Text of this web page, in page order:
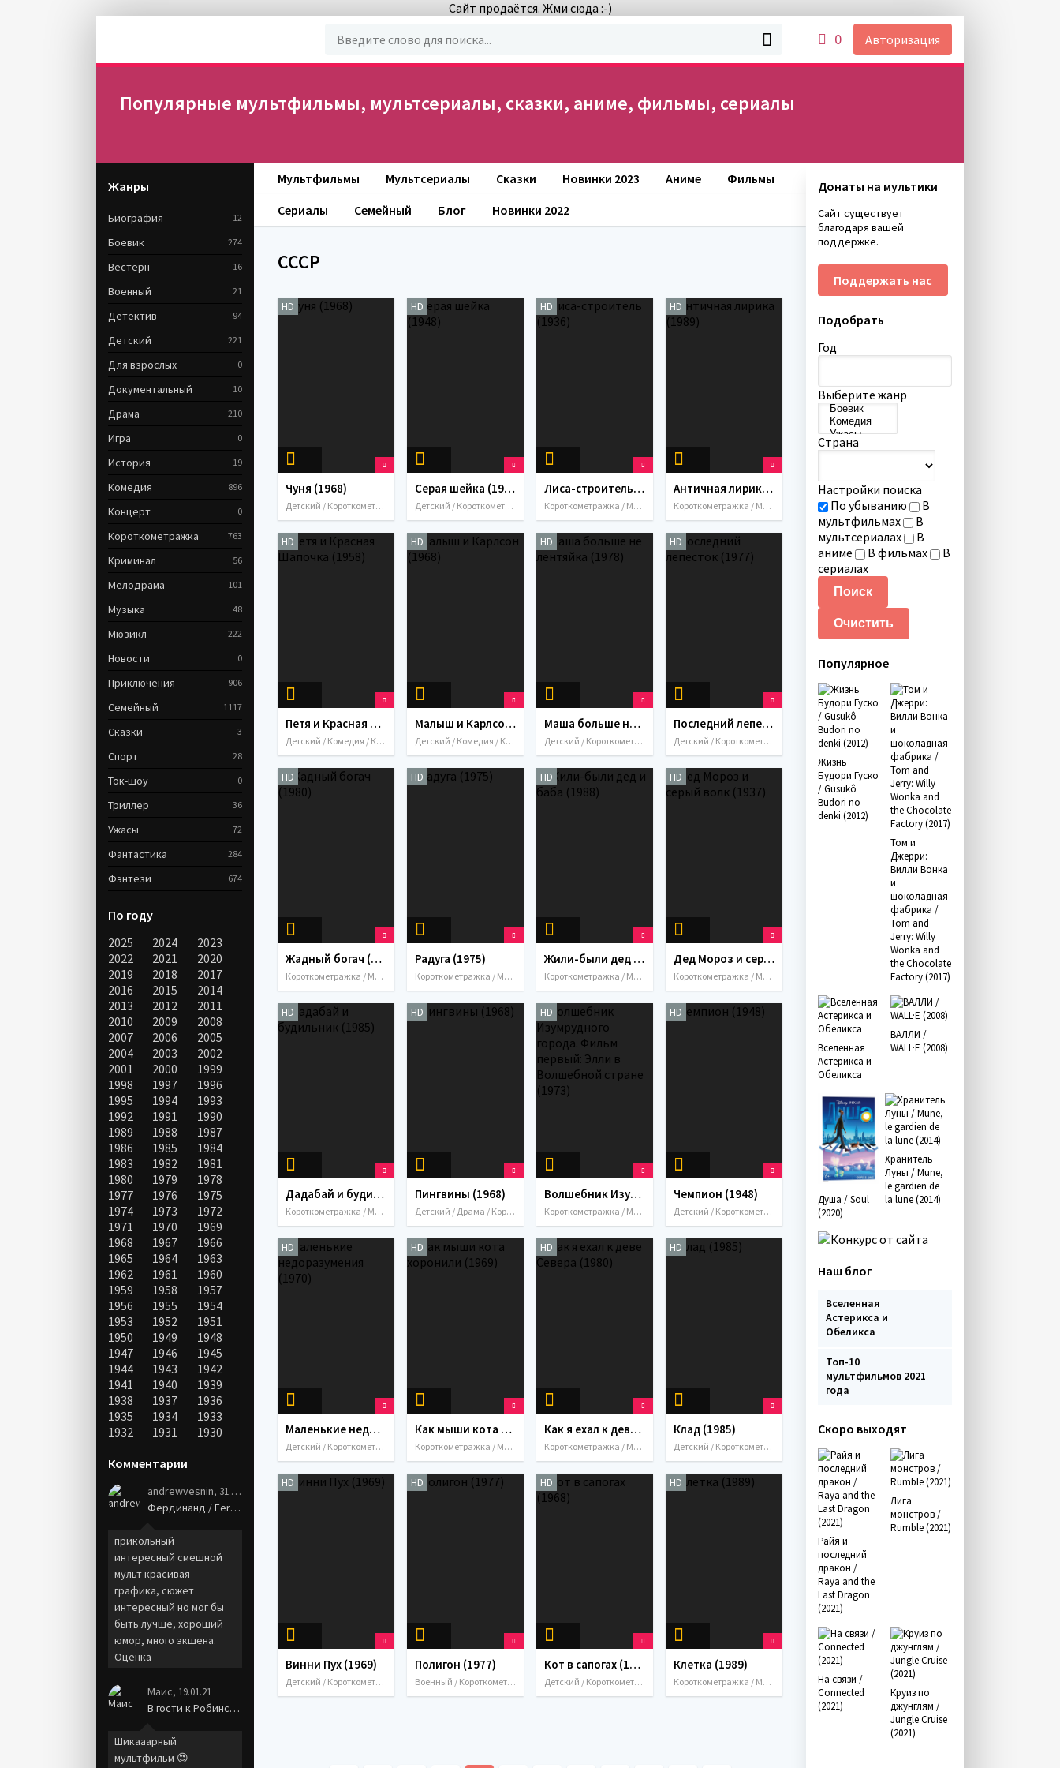
Сайт продаётся. Жми сюда :-)
СССР
HD
Чуня (1968)
Детский / Короткометражка / Мультфильмы / СССР / 1968
HD
Серая шейка (1948)
Детский / Короткометражка / Мультфильмы / СССР / 1948
HD
Лиса-строитель (1936)
Короткометражка / Мультфильмы / СССР / 1936
HD
Античная лирика (1989)
Короткометражка / Мультфильмы / СССР / 1989
HD
Петя и Красная Шапочка (1958)
Детский / Комедия / Короткометражка / Мультфильмы / СССР / 1958
HD
Малыш и Карлсон (1968)
Детский / Комедия / Короткометражка / Мультфильмы / СССР / 1968
HD
Маша больше не лентяйка (1978)
Детский / Короткометражка / Мультфильмы / СССР / 1978
HD
Последний лепесток (1977)
Детский / Короткометражка / Мультфильмы / СССР / 1977
HD
Жадный богач (1980)
Короткометражка / Мультфильмы / СССР / 1980
HD
Радуга (1975)
Короткометражка / Мультфильмы / СССР / 1975
HD
Жили-были дед и баба (1988)
Короткометражка / Мультфильмы / СССР / 1988
HD
Дед Мороз и серый волк (1937)
Короткометражка / Мультфильмы / СССР / 1937
HD
Дадабай и будильник (1985)
Короткометражка / Мультфильмы / СССР / 1985
HD
Пингвины (1968)
Детский / Драма / Короткометражка / Мультфильмы / СССР / 1968
HD
Волшебник Изумрудного города. Фильм первый: Элли в Волшебной стране (1973)
Короткометражка / Мультфильмы / Мюзикл / Приключения / Фэнтези / СССР / 1973
HD
Чемпион (1948)
Детский / Короткометражка / Мультфильмы / СССР / 1948
HD
Маленькие недоразумения (1970)
Детский / Короткометражка / Мультфильмы / СССР / 1970
HD
Как мыши кота хоронили (1969)
Короткометражка / Мультфильмы / СССР / 1969
HD
Как я ехал к деве Севера (1980)
Короткометражка / Мультфильмы / СССР / 1980
HD
Клад (1985)
Детский / Короткометражка / Мультфильмы / СССР / 1985
HD
Винни Пух (1969)
Детский / Короткометражка / Мультфильмы / Семейный / СССР / 1969
HD
Полигон (1977)
Военный / Короткометражка / Мультфильмы / Фантастика / СССР / 1977
HD
Кот в сапогах (1968)
Детский / Короткометражка / Мультфильмы / Фэнтези / СССР / 1968
HD
Клетка (1989)
Короткометражка / Мультфильмы / СССР / 1989
Мультфильмы Мультсериалы Сказки Новинки 2023 Аниме
Фильмы
Сериалы
Семейный Блог Новинки 2022
Жанры
Биография 12
Боевик 274
Вестерн 16
Военный 21
Детектив 94
Детский 221
Для взрослых 0
Документальный 10
Драма 210
Игра 0
История 19
Комедия 896
Концерт 0
Короткометражка 763
Криминал 56
Мелодрама 101
Музыка 48
Мюзикл 222
Новости 0
Приключения 906
Семейный 1117
Сказки 3
Спорт 28
Ток-шоу 0
Триллер 36
Ужасы 72
Фантастика 284
Фэнтези 674
По году
2025
2024
2023
2022
2021
2020
2019
2018
2017
2016
2015
2014
2013
2012
2011
2010
2009
2008
2007
2006
2005
2004
2003
2002
2001
2000
1999
1998
1997
1996
1995
1994
1993
1992
1991
1990
1989
1988
1987
1986
1985
1984
1983
1982
1981
1980
1979
1978
1977
1976
1975
1974
1973
1972
1971
1970
1969
1968
1967
1966
1965
1964
1963
1962
1961
1960
1959
1958
1957
1956
1955
1954
1953
1952
1951
1950
1949
1948
1947
1946
1945
1944
1943
1942
1941
1940
1939
1938
1937
1936
1935
1934
1933
1932
1931
1930
Комментарии
andrewvesnin, 31.01.21
Фердинанд / Ferdinand (2017)
прикольный
интересный смешной
мульт красивая
графика, сюжет
интересный но мог бы
быть лучше, хороший
юмор, много экшена.
Оценка
Маис, 19.01.21
В гости к Робинсонам / Meet the Robinsons (2007)
Шикааарный
мультфильм 😍
Донаты на мультики
Сайт существует
благодаря вашей
поддержке.
Поддержать нас
Подобрать
Год
Выберите жанр
Страна
Настройки поиска
По убыванию
В
мультфильмах
В
мультсериалах
В
аниме
В фильмах
В
сериалах
Популярное
Жизнь
Будори Гуско
/ Gusukô
Budori no
denki (2012)
Том и
Джерри:
Вилли Вонка
и
шоколадная
фабрика /
Tom and
Jerry: Willy
Wonka and
the Chocolate
Factory (2017)
Вселенная
Астерикса и
Обеликса
ВАЛЛИ /
WALL·E (2008)
Душа / Soul
(2020)
Хранитель
Луны / Mune,
le gardien de
la lune (2014)
Наш блог
Вселенная
Астерикса и
Обеликса
Топ-10
мультфильмов 2021
года
Скоро выходят
Райя и
последний
дракон /
Raya and the
Last Dragon
(2021)
Лига
монстров /
Rumble (2021)
На связи /
Connected
(2021)
Круиз по
джунглям /
Jungle Cruise
(2021)
0 Авторизация
Популярные мультфильмы, мультсериалы, сказки, аниме, фильмы, сериалы